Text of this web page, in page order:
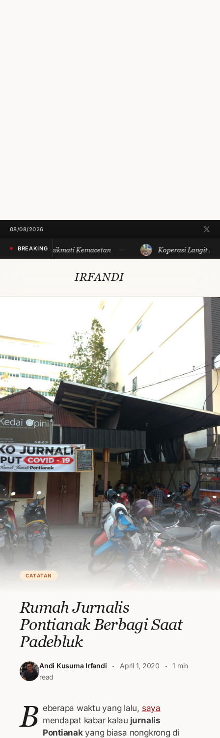
08/08/2026
BREAKING
Sore, Menikmati Kemacetan Koperasi Langit Biru:
IRFANDI
CATATAN
Rumah Jurnalis
Pontianak Berbagi Saat
Padebluk
Andi Kusuma Irfandi April 1, 2020
1 min
read
B eberapa waktu yang lalu, saya
mendapat kabar kalau jurnalis
Pontianakyang biasa nongkrong di